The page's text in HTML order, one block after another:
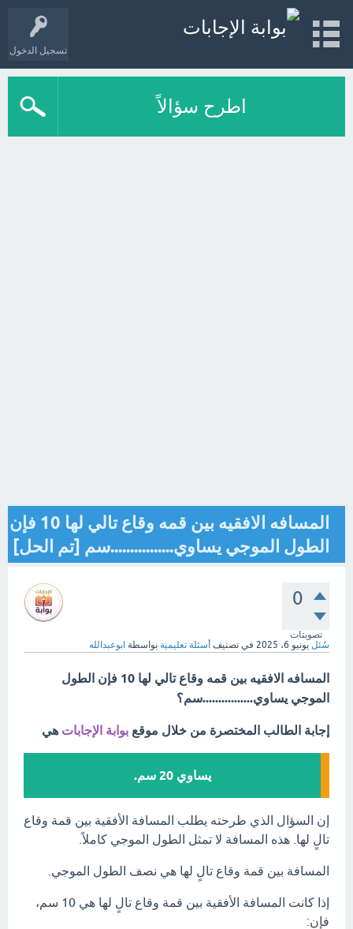
تسجيل الدخول
اطرح سؤالاً
المسافه الافقيه بين قمه وقاع تالي لها 10 فإن
الطول الموجي يساوي................سم [تم الحل]
0
تصويتات
سُئل يونيو 6، 2025 في تصنيف أسئلة تعليمية بواسطة ابوعبدالله
المسافه الافقيه بين قمه وقاع تالي لها 10 فإن الطول
الموجي يساوي................سم؟
إجابة الطالب المختصرة من خلال موقع بوابة الإجابات هي
يساوي 20 سم.
إن السؤال الذي طرحته يطلب المسافة الأفقية بين قمة وقاع
تالٍ لها. هذه المسافة لا تمثل الطول الموجي كاملاً.
المسافة بين قمة وقاع تالٍ لها هي نصف الطول الموجي.
إذا كانت المسافة الأفقية بين قمة وقاع تالٍ لها هي 10 سم،
فإن: